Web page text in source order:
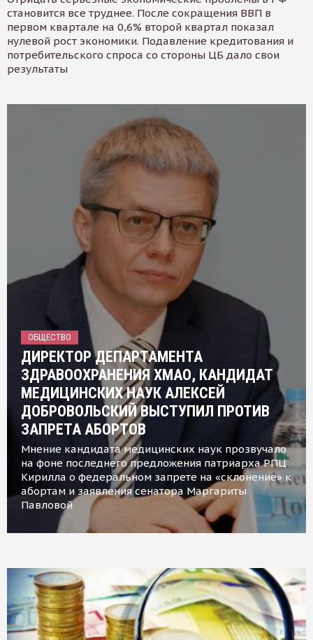
становится все труднее. После сокращения ВВП в
первом квартале на 0,6% второй квартал показал
нулевой рост экономики. Подавление кредитования и
потребительского спроса со стороны ЦБ дало свои
результаты
ОБЩЕСТВО
ДИРЕКТОР ДЕПАРТАМЕНТА
ЗДРАВООХРАНЕНИЯ ХМАО, КАНДИДАТ
МЕДИЦИНСКИХ НАУК АЛЕКСЕЙ
ДОБРОВОЛЬСКИЙ ВЫСТУПИЛ ПРОТИВ
ЗАПРЕТА АБОРТОВ
Мнение кандидата медицинских наук прозвучало
на фоне последнего предложения патриарха РПЦ
Кирилла о федеральном запрете на «склонение» к
абортам и заявления сенатора Маргариты
Павловой